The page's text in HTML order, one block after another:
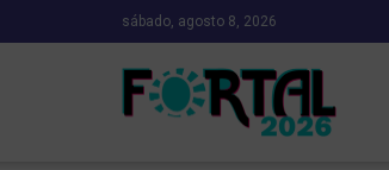
sábado, agosto 8, 2026